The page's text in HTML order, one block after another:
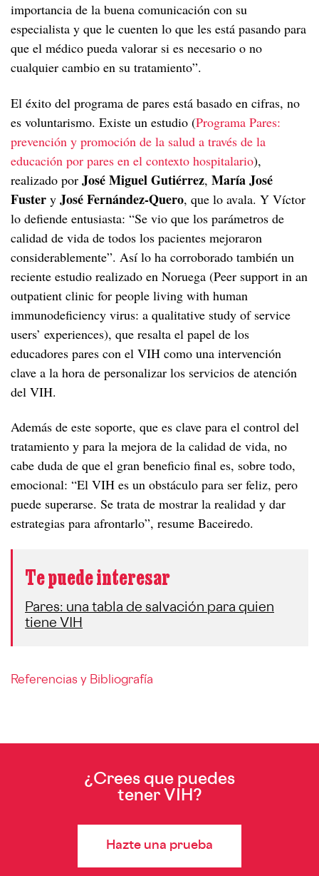
importancia de la buena comunicación con su
especialista y que le cuenten lo que les está pasando para
que el médico pueda valorar si es necesario o no
cualquier cambio en su tratamiento”.
El éxito del programa de pares está basado en cifras, no
es voluntarismo. Existe un estudio (Programa Pares:
prevención y promoción de la salud a través de la
educación por pares en el contexto hospitalario),
realizado por José Miguel Gutiérrez, María José
Fuster y José Fernández-Quero, que lo avala. Y Víctor
lo defiende entusiasta: “Se vio que los parámetros de
calidad de vida de todos los pacientes mejoraron
considerablemente”. Así lo ha corroborado también un
reciente estudio realizado en Noruega (Peer support in an
outpatient clinic for people living with human
immunodeficiency virus: a qualitative study of service
users’ experiences), que resalta el papel de los
educadores pares con el VIH como una intervención
clave a la hora de personalizar los servicios de atención
del VIH.
Además de este soporte, que es clave para el control del
tratamiento y para la mejora de la calidad de vida, no
cabe duda de que el gran beneficio final es, sobre todo,
emocional: “El VIH es un obstáculo para ser feliz, pero
puede superarse. Se trata de mostrar la realidad y dar
estrategias para afrontarlo”, resume Baceiredo.
Te puede interesar
Pares: una tabla de salvación para quien
tiene VIH
Referencias y Bibliografía
¿Crees que puedes
tener VIH?
Hazte una prueba